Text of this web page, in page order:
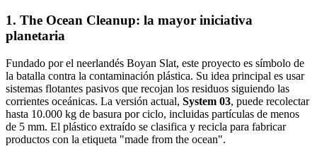
1. The Ocean Cleanup: la mayor iniciativa
planetaria
Fundado por el neerlandés Boyan Slat, este proyecto es símbolo de
la batalla contra la contaminación plástica. Su idea principal es usar
sistemas flotantes pasivos que recojan los residuos siguiendo las
corrientes oceánicas. La versión actual, System 03, puede recolectar
hasta 10.000 kg de basura por ciclo, incluidas partículas de menos
de 5 mm. El plástico extraído se clasifica y recicla para fabricar
productos con la etiqueta "made from the ocean".